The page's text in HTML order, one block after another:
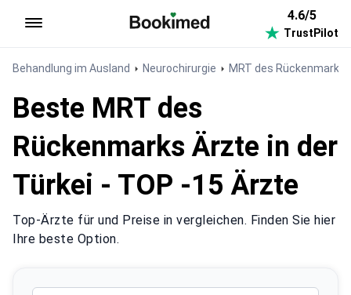
4.6/5
TrustPilot
Behandlung im Ausland Neurochirurgie MRT des Rückenmarks
Beste MRT des
Rückenmarks Ärzte in der
Türkei - TOP -15 Ärzte
Top-Ärzte für und Preise in vergleichen. Finden Sie hier
Ihre beste Option.